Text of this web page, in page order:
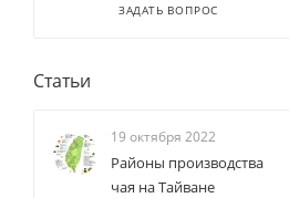
ЗАДАТЬ ВОПРОС
Статьи
19 октября 2022
Районы производства
чая на Тайване